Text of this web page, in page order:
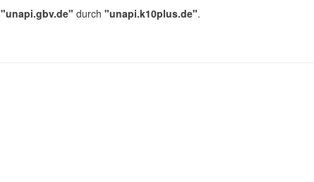
"unapi.gbv.de" durch "unapi.k10plus.de".